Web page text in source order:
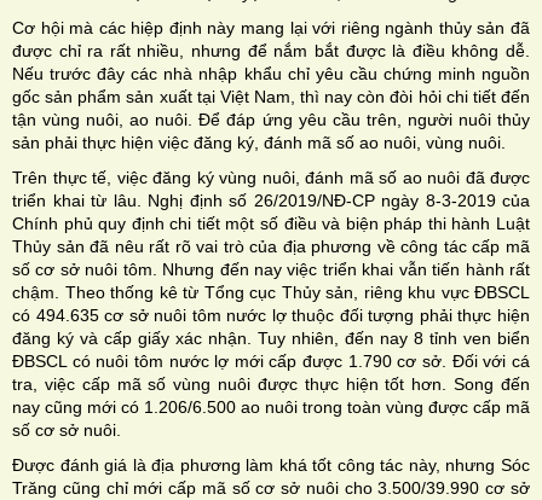
Cơ hội mà các hiệp định này mang lại với riêng ngành thủy sản đã
được chỉ ra rất nhiều, nhưng để nắm bắt được là điều không dễ.
Nếu trước đây các nhà nhập khẩu chỉ yêu cầu chứng minh nguồn
gốc sản phẩm sản xuất tại Việt Nam, thì nay còn đòi hỏi chi tiết đến
tận vùng nuôi, ao nuôi. Để đáp ứng yêu cầu trên, người nuôi thủy
sản phải thực hiện việc đăng ký, đánh mã số ao nuôi, vùng nuôi.
Trên thực tế, việc đăng ký vùng nuôi, đánh mã số ao nuôi đã được
triển khai từ lâu. Nghị định số 26/2019/NĐ-CP ngày 8-3-2019 của
Chính phủ quy định chi tiết một số điều và biện pháp thi hành Luật
Thủy sản đã nêu rất rõ vai trò của địa phương về công tác cấp mã
số cơ sở nuôi tôm. Nhưng đến nay việc triển khai vẫn tiến hành rất
chậm. Theo thống kê từ Tổng cục Thủy sản, riêng khu vực ĐBSCL
có 494.635 cơ sở nuôi tôm nước lợ thuộc đối tượng phải thực hiện
đăng ký và cấp giấy xác nhận. Tuy nhiên, đến nay 8 tỉnh ven biển
ĐBSCL có nuôi tôm nước lợ mới cấp được 1.790 cơ sở. Đối với cá
tra, việc cấp mã số vùng nuôi được thực hiện tốt hơn. Song đến
nay cũng mới có 1.206/6.500 ao nuôi trong toàn vùng được cấp mã
số cơ sở nuôi.
Được đánh giá là địa phương làm khá tốt công tác này, nhưng Sóc
Trăng cũng chỉ mới cấp mã số cơ sở nuôi cho 3.500/39.990 cơ sở